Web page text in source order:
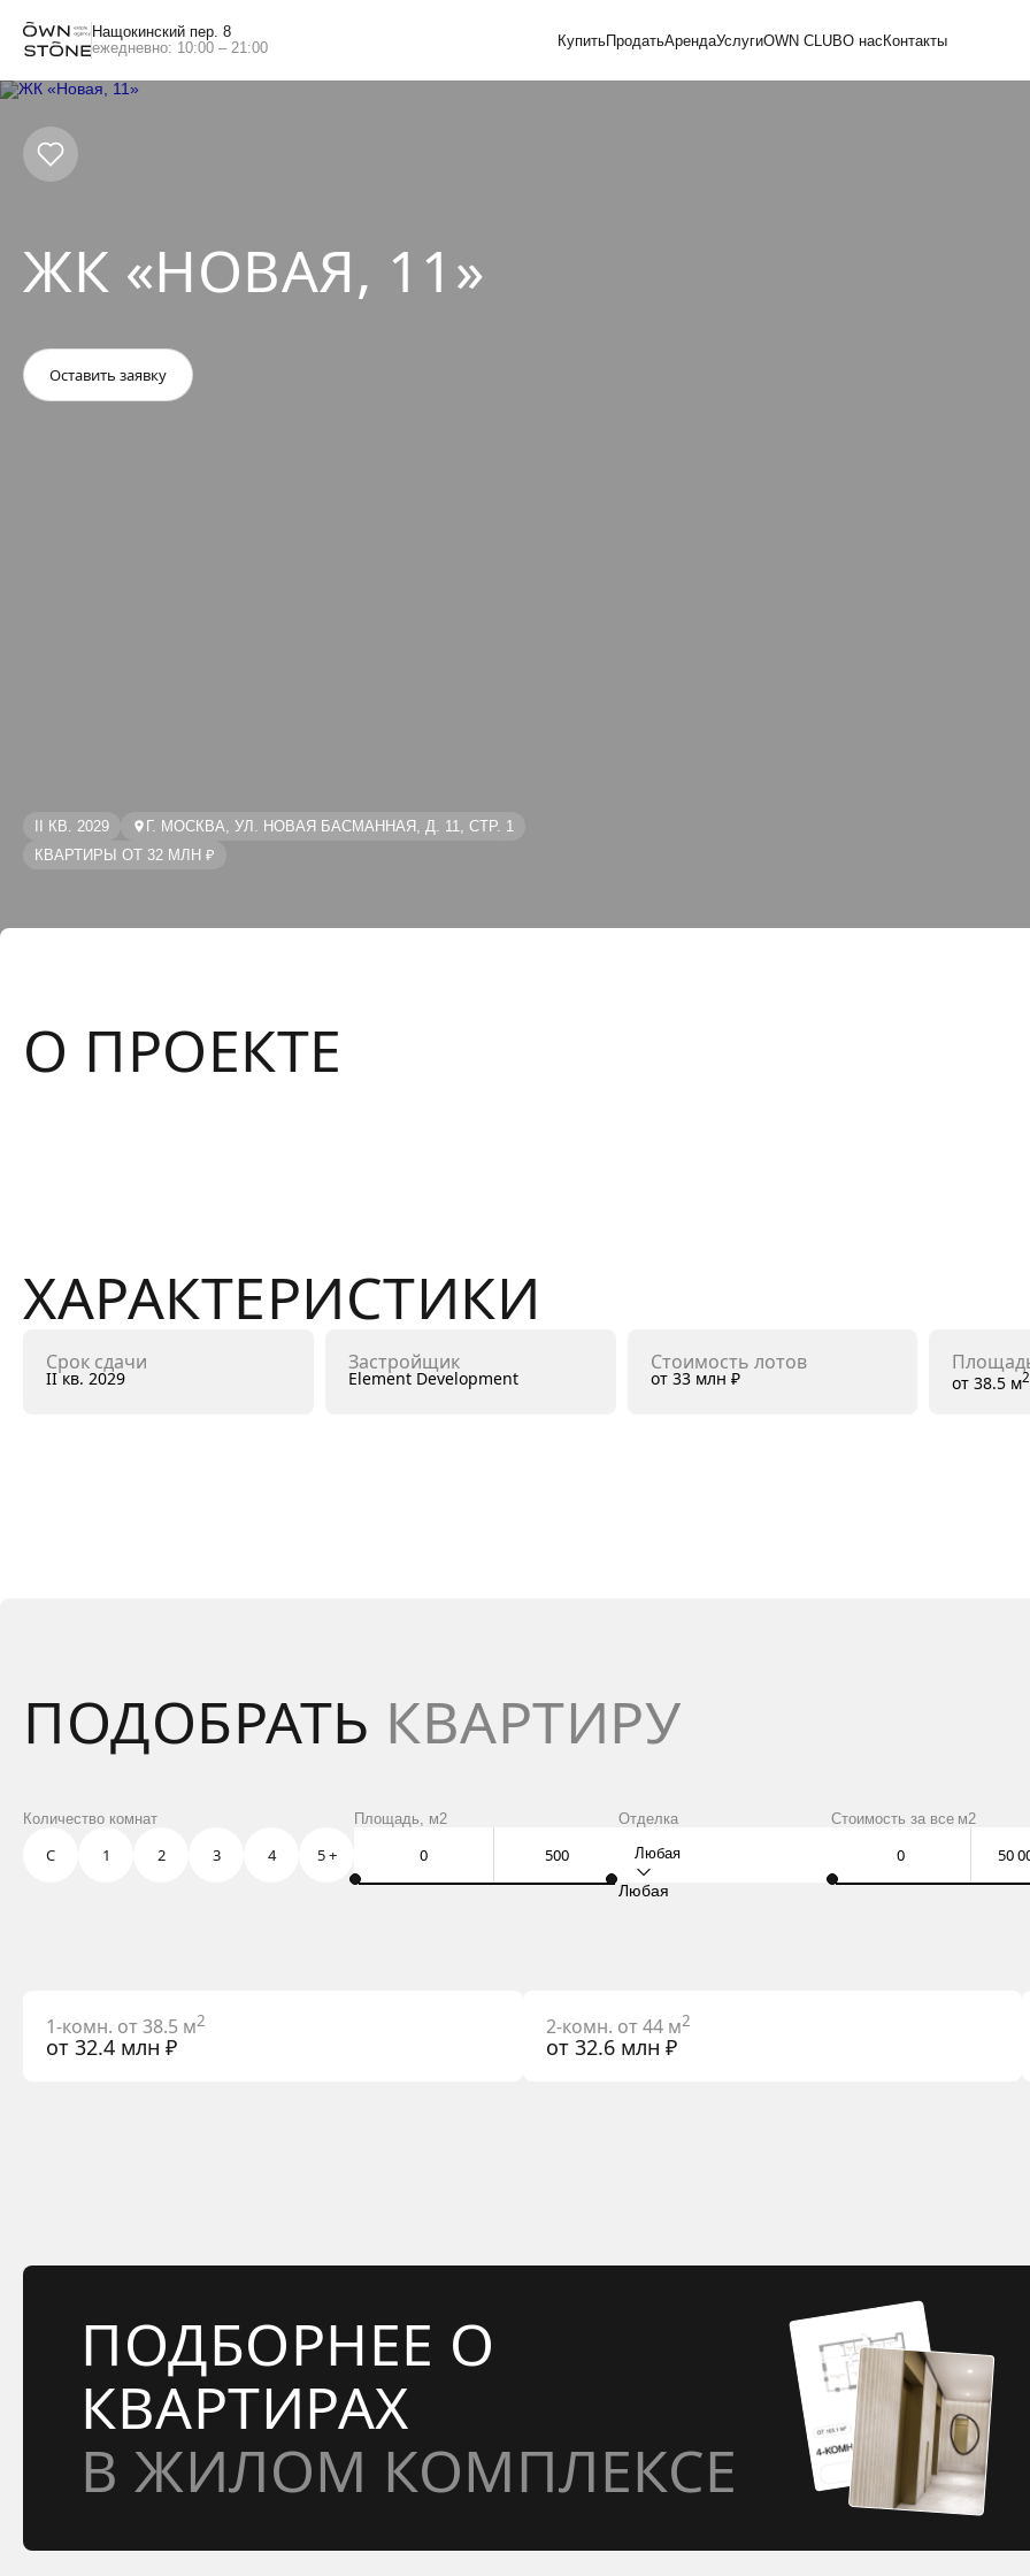
Нащокинский пер. 8
ежедневно: 10:00 – 21:00
КупитьПродатьАрендаУслугиOWN CLUBО насКонтакты
ЖК «НОВАЯ, 11»
Оставить заявку
II КВ. 2029
Г. МОСКВА, УЛ. НОВАЯ БАСМАННАЯ, Д. 11, СТР. 1
КВАРТИРЫ ОТ 32 МЛН ₽
О ПРОЕКТЕ
ХАРАКТЕРИСТИКИ
Срок сдачи
II кв. 2029
Застройщик
Element Development
Стоимость лотов
от 33 млн ₽ от 38.5 м2
ПОДОБРАТЬ КВАРТИРУ
Количество комнат
С 1 2 3 4 5 +
Площадь, м2
Отделка
Любая
Любая
Стоимость за все м2
1-комн. от 38.5 м2
от 32.4 млн ₽
2-комн. от 44 м2
от 32.6 млн ₽
ПОДБОРНЕЕ О
КВАРТИРАХ
В ЖИЛОМ КОМПЛЕКСЕ